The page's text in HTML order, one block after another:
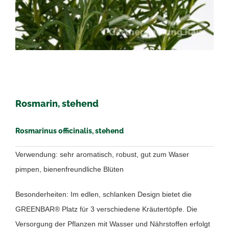
Rosmarin, stehend
Rosmarinus officinalis, stehend
Verwendung: sehr aromatisch, robust, gut zum Waser
pimpen, bienenfreundliche Blüten
Besonderheiten: Im edlen, schlanken Design bietet die
GREENBAR® Platz für 3 verschiedene Kräutertöpfe. Die
Versorgung der Pflanzen mit Wasser und Nährstoffen erfolgt